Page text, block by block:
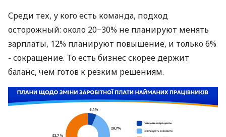
Среди тех, у кого есть команда, подход
осторожный: около 20−30% не планируют менять
зарплаты, 12% планируют повышение, и только 6%
- сокращение. То есть бизнес скорее держит
баланс, чем готов к резким решениям.